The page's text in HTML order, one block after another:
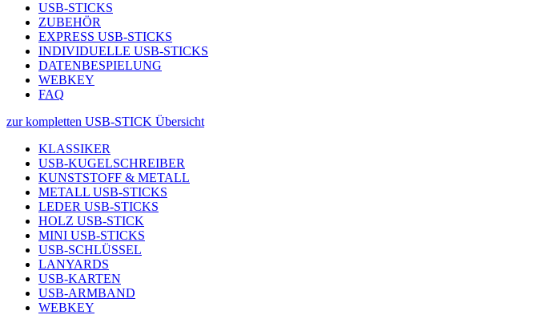
USB-STICKS
ZUBEHÖR
EXPRESS USB-STICKS
INDIVIDUELLE USB-STICKS
DATENBESPIELUNG
WEBKEY
FAQ
zur kompletten USB-STICK Übersicht
KLASSIKER
USB-KUGELSCHREIBER
KUNSTSTOFF & METALL
METALL USB-STICKS
LEDER USB-STICKS
HOLZ USB-STICK
MINI USB-STICKS
USB-SCHLÜSSEL
LANYARDS
USB-KARTEN
USB-ARMBAND
WEBKEY